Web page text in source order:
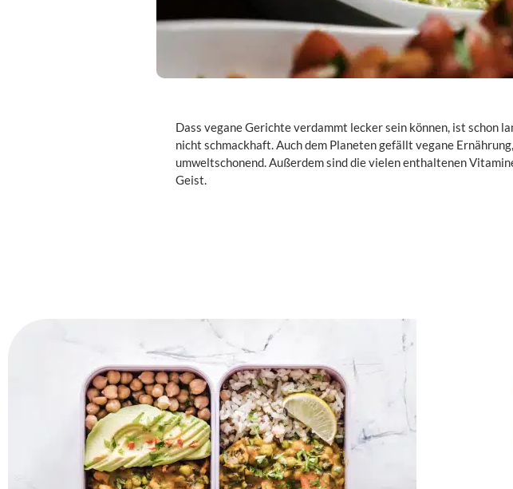
Dass vegane Gerichte verdammt lecker sein können, ist schon
nicht schmackhaft. Auch dem Planeten gefällt vegane
umweltschonend. Außerdem sind die vielen enthaltenen
Geist.